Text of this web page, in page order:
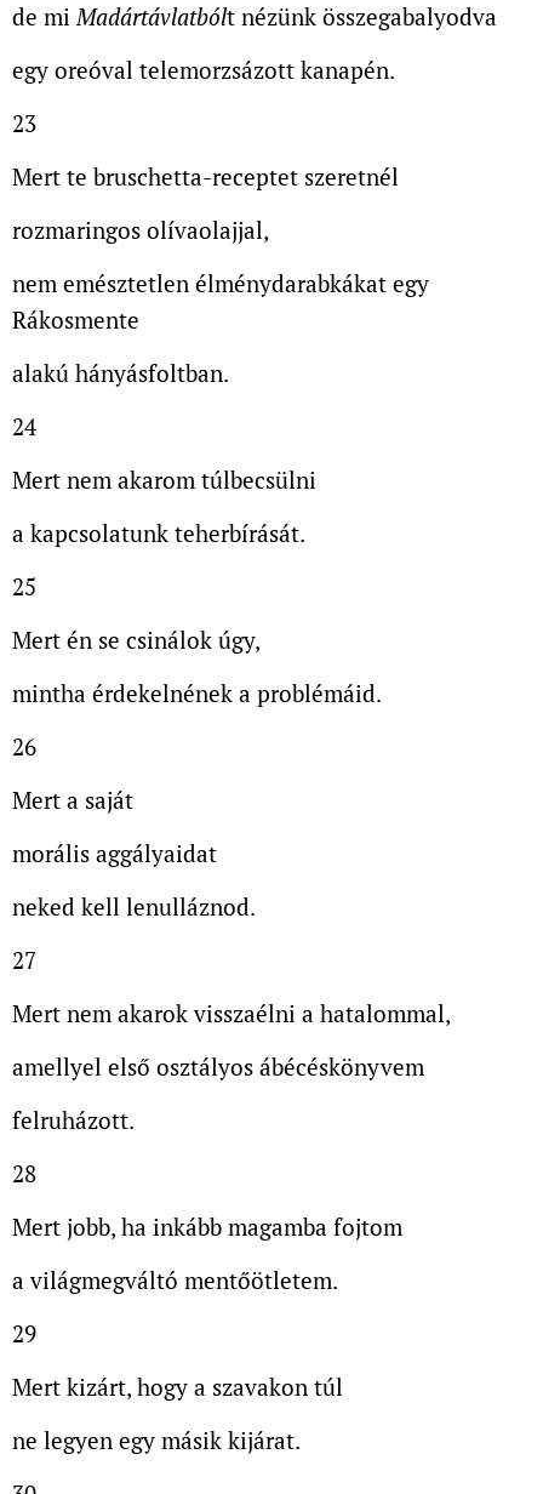
de miMadártávlatbólt nézünk összegabalyodva
egy oreóval telemorzsázott kanapén.
23
Mert te bruschetta-receptet szeretnél
rozmaringos olívaolajjal,
nem emésztetlen élménydarabkákat egy
Rákosmente
alakú hányásfoltban.
24
Mert nem akarom túlbecsülni
a kapcsolatunk teherbírását.
25
Mert én se csinálok úgy,
mintha érdekelnének a problémáid.
26
Mert a saját
morális aggályaidat
neked kell lenulláznod.
27
Mert nem akarok visszaélni a hatalommal,
amellyel első osztályos ábécéskönyvem
felruházott.
28
Mert jobb, ha inkább magamba fojtom
a világmegváltó mentőötletem.
29
Mert kizárt, hogy a szavakon túl
ne legyen egy másik kijárat.